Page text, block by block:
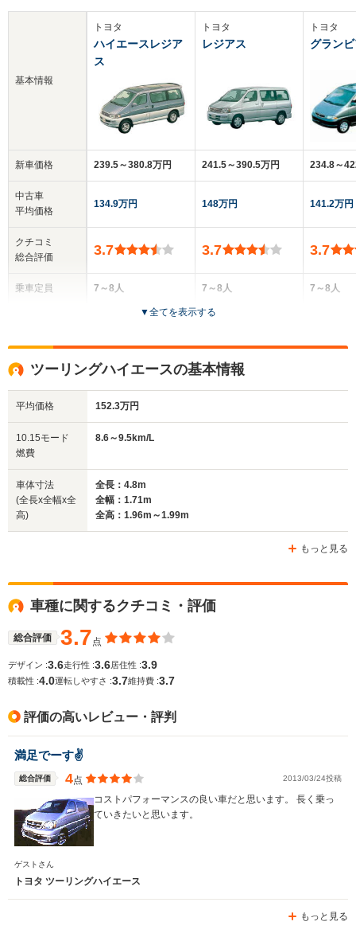
基本情報
新車価格
中古車
平均価格
クチコミ
総合評価
乗車定員
サイズ
(全長x全幅x全高)
WLTCモード
燃費
トヨタ
ハイエースレジア
ス
239.5～380.8万円
134.9万円
3.7
7～8人
全高
1.96m～2.06m
全幅
1.7m～1.71m
トヨタ
レジアス
241.5～390.5万円
148万円
3.7
7～8人
4～5ドア
全高
1.96m～1.99m
トヨタ
グラン
234.8～
141.2万円
3.7
7～8人
▼全てを表示する
ツーリングハイエースの基本情報
平均価格 152.3万円
10.15モード
燃費
8.6～9.5km/L
車体寸法
(全長x全幅x全
高)
全長：4.8m
全幅：1.71m
全高：1.96m～1.99m
もっと見る
車種に関するクチコミ・評価
総合評価 3.7点
デザイン :3.6走行性 :3.6居住性 :3.9
積載性 :4.0運転しやすさ :3.7維持費 :3.7
評価の高いレビュー・評判
満足でーす✌
総合評価 4点 2013/03/24投稿
コストパフォーマンスの良い車だと思います。 長く乗っ
ていきたいと思います。
ゲストさん
トヨタ ツーリングハイエース
もっと見る